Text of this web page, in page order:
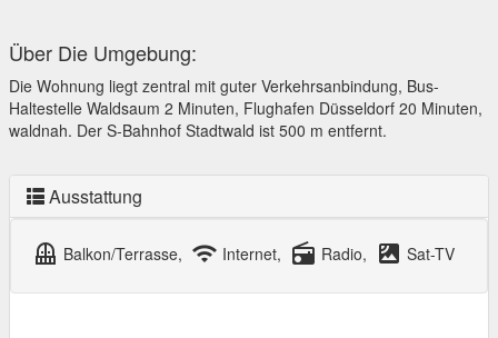
Über Die Umgebung:
Die Wohnung liegt zentral mit guter Verkehrsanbindung, Bus-
Haltestelle Waldsaum 2 Minuten, Flughafen Düsseldorf 20 Minuten,
waldnah. Der S-Bahnhof Stadtwald ist 500 m entfernt.
Ausstattung
balcony Balkon/Terrasse, wifi Internet, radio Radio, satellite Sat-TV